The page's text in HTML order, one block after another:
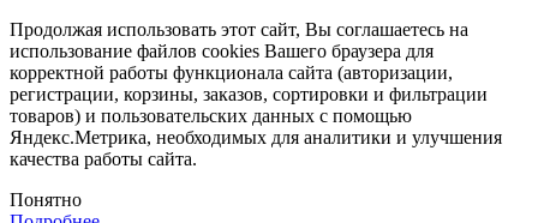
Продолжая использовать этот сайт, Вы соглашаетесь на
использование файлов cookies Вашего браузера для
корректной работы функционала сайта (авторизации,
регистрации, корзины, заказов, сортировки и фильтрации
товаров) и пользовательских данных с помощью
Яндекс.Метрика, необходимых для аналитики и улучшения
качества работы сайта.
Понятно